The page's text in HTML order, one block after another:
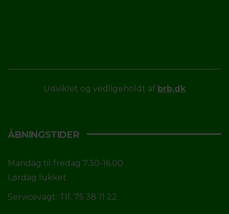
Udviklet og vedligeholdt af brb.dk
ÅBNINGSTIDER
Mandag til fredag 7.30-16.00
Lørdag lukket
Servicevagt: Tlf. 75 38 11 22